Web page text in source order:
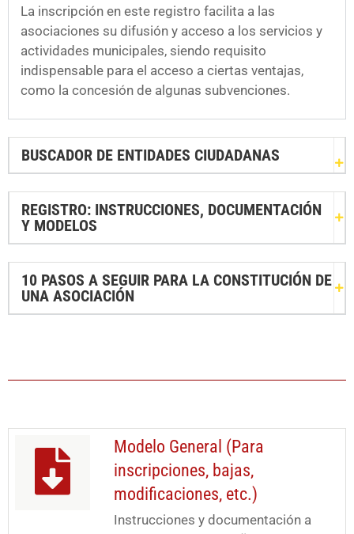
La inscripción en este registro facilita a las
asociaciones su difusión y acceso a los servicios y
actividades municipales, siendo requisito
indispensable para el acceso a ciertas ventajas,
como la concesión de algunas subvenciones.
BUSCADOR DE ENTIDADES CIUDADANAS
REGISTRO: INSTRUCCIONES, DOCUMENTACIÓN
Y MODELOS
10 PASOS A SEGUIR PARA LA CONSTITUCIÓN DE
UNA ASOCIACIÓN
Modelo General (Para
inscripciones, bajas,
modificaciones, etc.)
Instrucciones y documentación a